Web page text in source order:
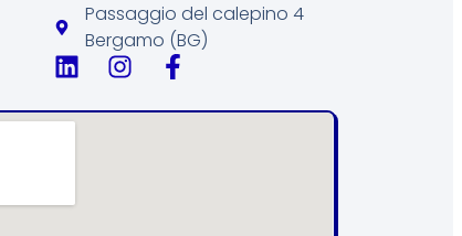
Passaggio del calepino 4
Bergamo (BG)